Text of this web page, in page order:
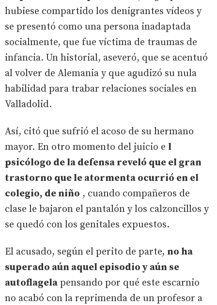
hubiese compartido los denigrantes vídeos y
se presentó como una persona inadaptada
socialmente, que fue víctima de traumas de
infancia. Un historial, aseveró, que se acentuó
al volver de Alemania y que agudizó su nula
habilidad para trabar relaciones sociales en
Valladolid.
Así, citó que sufrió el acoso de su hermano
mayor. En otro momento del juicio e l
psicólogo de la defensa reveló que el gran
trastorno que le atormenta ocurrió en el
colegio, de niño , cuando compañeros de
clase le bajaron el pantalón y los calzoncillos y
se quedó con los genitales expuestos.
El acusado, según el perito de parte, no ha
superado aún aquel episodio y aún se
autoflagela pensando por qué este escarnio
no acabó con la reprimenda de un profesor a